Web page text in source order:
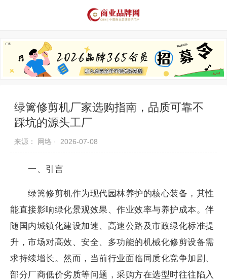
推荐品牌 品牌故事
绿篱修剪机厂家选购指南，品质可靠不
踩坑的源头工厂
来源： 网络 · 2026-07-08
一、引言
绿篱修剪机作为现代园林养护的核心装备，其性
能直接影响绿化景观效果、作业效率与养护成本。伴
随国内城镇化建设加速、高速公路及市政绿化标准提
升，市场对高效、安全、多功能的机械化修剪设备需
求持续增长。然而，当前行业面临同质化竞争加剧、
部分厂商低价劣质等问题，采购方在选型时往往陷入